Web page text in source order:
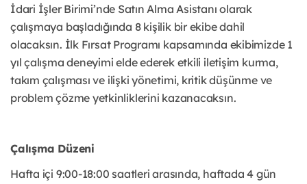
İdari İşler Birimi’nde Satın Alma Asistanı olarak
çalışmaya başladığında 8 kişilik bir ekibe dahil
olacaksın. İlk Fırsat Programı kapsamında ekibimizde 1
yıl çalışma deneyimi elde ederek etkili iletişim kurma,
takım çalışması ve ilişki yönetimi, kritik düşünme ve
problem çözme yetkinliklerini kazanacaksın.
Çalışma Düzeni
Hafta içi 9:00-18:00 saatleri arasında, haftada 4 gün